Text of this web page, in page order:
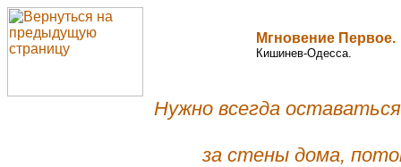
Мгновение Первое.
Кишинев-Одесса.
Нужно всегда
за стены дома,